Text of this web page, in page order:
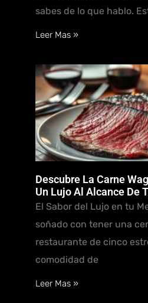
sabes de lo que hablo.
Leer Mas »
Descubre La Carne
Un Lujo Al Alcance De
El Sabor del Lujo en tu
soñado con tener una
restaurante de cinco
comodidad de
Leer Mas »